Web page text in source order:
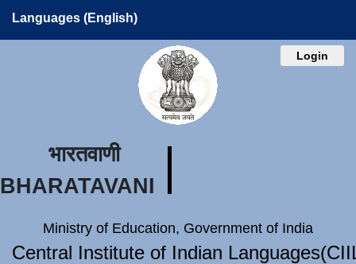
Languages (English)
Login
भारतवाणी
BHARATAVANI
Ministry of Education, Government of India
Central Institute of Indian